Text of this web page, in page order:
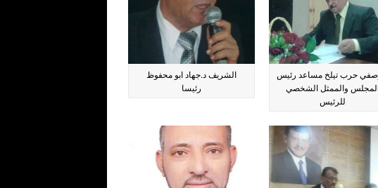
الشريف د.جهاد ابو محفوظ
رئيسا
حرب تيلخ مساعد رئيس
والممثل الشخصي
للرئيس